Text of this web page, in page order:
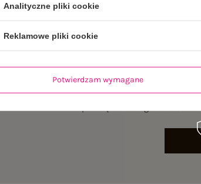
Analityczne pliki cookie
Reklamowe pliki cookie
Potwierdzam wymagane